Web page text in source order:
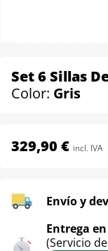
Set 6 Sillas
Color: Gris
329,90 € incl. IVA
Envío y
Entrega
(Servicio